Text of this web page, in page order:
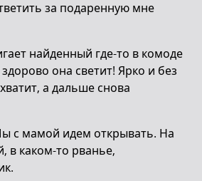
за подаренную мне
найденный где-то в комоде
она светит! Ярко и без
а дальше снова
с мамой идем открывать. На
в каком-то рванье,